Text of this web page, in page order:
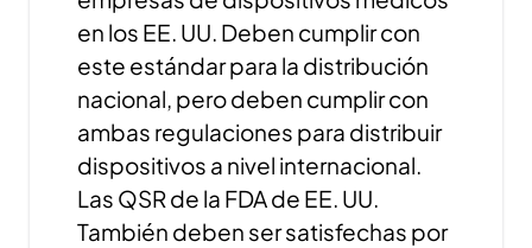
en los EE. UU. Deben cumplir con
este estándar para la distribución
nacional, pero deben cumplir con
ambas regulaciones para distribuir
dispositivos a nivel internacional.
Las QSR de la FDA de EE. UU.
También deben ser satisfechas por